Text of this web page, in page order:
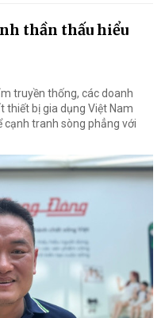
thần thấu hiểu
truyền thống, các doanh
thiết bị gia dụng Việt Nam
cạnh tranh sòng phẳng với